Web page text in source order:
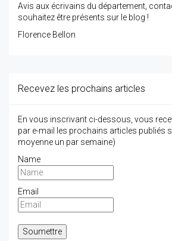
Avis aux écrivains du département,
souhaitez être présents sur le blog !
Florence Bellon
Recevez les prochains articles
En vous inscrivant ci-dessous, vous
par e-mail les prochains articles publiés
moyenne un par semaine)
Name
Email